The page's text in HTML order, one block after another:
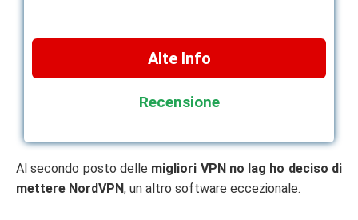
Alte Info
Recensione
Al secondo posto delle migliori VPN no lag ho deciso di
mettere NordVPN, un altro software eccezionale.